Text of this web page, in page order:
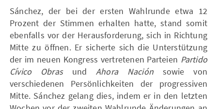
Sánchez, der bei der ersten Wahlrunde etwa 12
Prozent der Stimmen erhalten hatte, stand somit
ebenfalls vor der Herausforderung, sich in Richtung
Mitte zu öffnen. Er sicherte sich die Unterstützung
der im neuen Kongress vertretenen Parteien Partido
Cívico Obrasund Ahora Naciónsowie von
verschiedenen Persönlichkeiten der progressiven
Mitte. Sánchez gelang dies, indem er in den letzten